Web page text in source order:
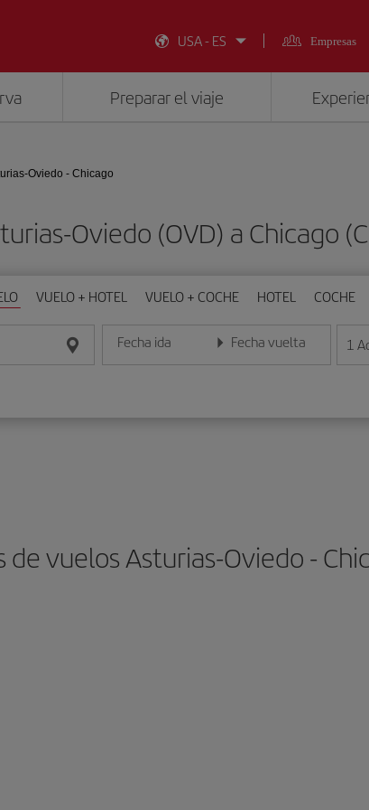
USA - ES
Empresas
Preparar el viaje
Oviedo - Chicago
Oviedo (OVD) a Chicago
VUELO + HOTEL VUELO + COCHE HOTEL COCHE
Fecha ida
Introduce la fecha en formato día/mes/año
Fecha vuelta
Introduce la fecha en 1
de vuelos Asturias-Oviedo -